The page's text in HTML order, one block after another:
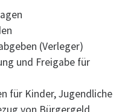
(Verleger)
und Freigabe für
für Kinder, Jugendliche